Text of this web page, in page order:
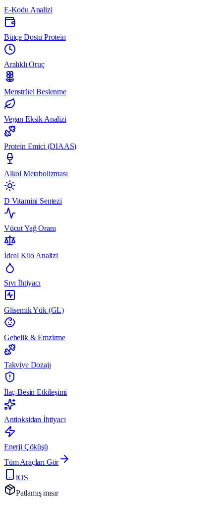
E-Kodu Analizi
Bütçe Dostu Protein
Aralıklı Oruç
Menstrüel Beslenme
Vegan Eksik Analizi
Protein Emici (DIAAS)
Alkol Metabolizması
D Vitamini Sentezi
Vücut Yağ Oranı
İdeal Kilo Analizi
Sıvı İhtiyacı
Glisemik Yük (GL)
Gebelik & Emzirme
Takviye Dozajı
İlaç-Besin Etkileşimi
Antioksidan İhtiyacı
Enerji Çöküşü
Tüm Araçları Gör
iOS
Patlamış mısır